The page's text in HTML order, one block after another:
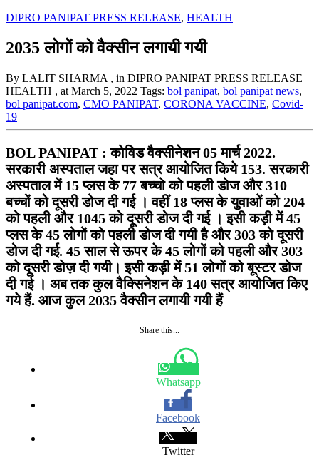
DIPRO PANIPAT PRESS RELEASE, HEALTH
2035 लोगों को वैक्सीन लगायी गयी
By LALIT SHARMA , in DIPRO PANIPAT PRESS RELEASE
HEALTH , at March 5, 2022 Tags: bol panipat, bol panipat news,
bol panipat.com, CMO PANIPAT, CORONA VACCINE, Covid-
19
BOL PANIPAT : कोविड वैक्सीनेशन 05 मार्च 2022.
सरकारी अस्पताल जहा पर सत्र आयोजित किये 153. सरकारी
अस्पताल में 15 प्लस के 77 बच्चो को पहली डोज और 310
बच्चों को दूसरी डोज दी गई । वहीं 18 प्लस के युवाओं को 204
को पहली और 1045 को दूसरी डोज दी गई । इसी कड़ी में 45
प्लस के 45 लोगों को पहली डोज दी गयी है और 303 को दूसरी
डोज दी गई. 45 साल से ऊपर के 45 लोगों को पहली और 303
को दूसरी डोज़ दी गयी। इसी कड़ी में 51 लोगों को बूस्टर डोज
दी गई । अब तक कुल वैक्सिनेशन के 140 सत्र आयोजित किए
गये हैं. आज कुल 2035 वैक्सीन लगायी गयी हैं
Share this...
Whatsapp
Facebook
Twitter